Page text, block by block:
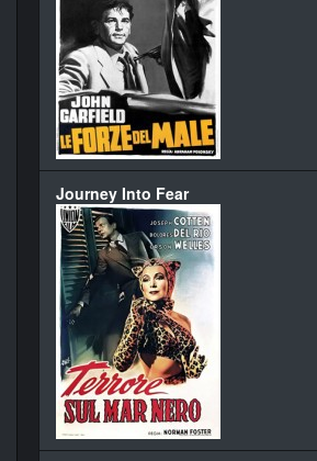
Journey Into Fear